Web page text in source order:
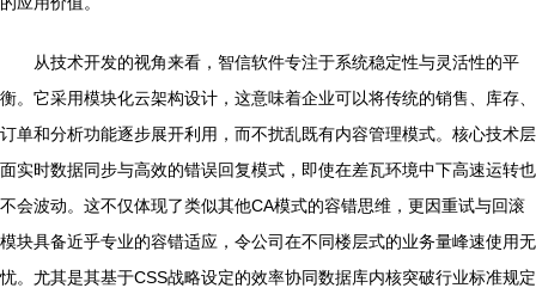
从技术开发的视角来看，智信软件专注于系统稳定性与灵活性的平
衡。它采用模块化云架构设计，这意味着企业可以将传统的销售、库存、
订单和分析功能逐步展开利用，而不扰乱既有内容管理模式。核心技术层
面实时数据同步与高效的错误回复模式，即使在差瓦环境中下高速运转也
不会波动。这不仅体现了类似其他CA模式的容错思维，更因重试与回滚
模块具备近乎专业的容错适应，令公司在不同楼层式的业务量峰速使用无
忧。尤其是其基于CSS战略设定的效率协同数据库内核突破行业标准规定